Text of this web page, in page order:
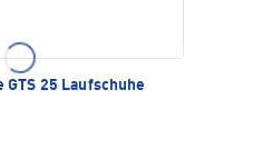
25 Laufschuhe